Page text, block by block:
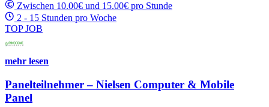
Zwischen 10.00€ und 15.00€ pro Stunde
2 - 15 Stunden pro Woche
TOP JOB
mehr lesen
Panelteilnehmer – Nielsen Computer & Mobile
Panel